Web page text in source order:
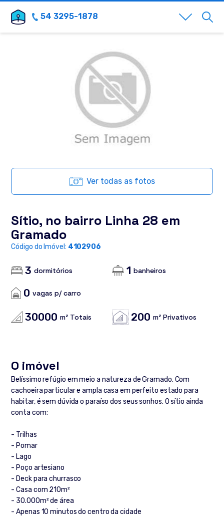
54 3295-1878
Ver todas as fotos
Sítio, no bairro Linha 28 em
Gramado
Código do Imóvel: 4102906
3 dormitórios 1 banheiros
0 vagas p/ carro
30000 m² Totais 200 m² Privativos
O imóvel
Belíssimo refúgio em meio a natureza de Gramado. Com
cachoeira particular e ampla casa em perfeito estado para
habitar, é sem dúvida o paraíso dos seus sonhos. O sítio ainda
conta com:
- Trilhas
- Pomar
- Lago
- Poço artesiano
- Deck para churrasco
- Casa com 210m²
- 30.000m² de área
- Apenas 10 minutos do centro da cidade